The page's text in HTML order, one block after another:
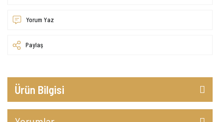
Yorum Yaz
Paylaş
Ürün Bilgisi